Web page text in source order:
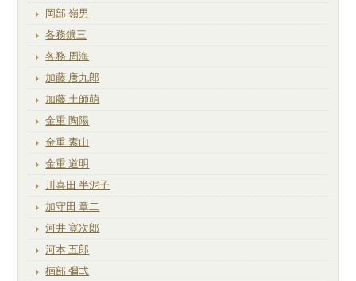
岡部 嶺男
各務鑛三
各務 周海
加藤 唐九郎
加藤 土師萌
金重 陶陽
金重 素山
金重 道明
川喜田 半泥子
加守田 章二
河井 寛次郎
河本 五郎
楠部 彌弌